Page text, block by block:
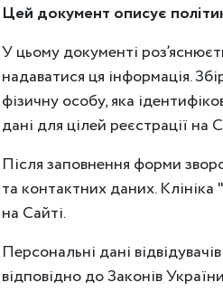
Цей документ описує
У цьому документі
надаватися ця інформація.
фізичну особу, яка
дані для цілей реєстрації на
Після заповнення форми
та контактних даних.
на Сайті.
Персональні дані
відповідно до Законів